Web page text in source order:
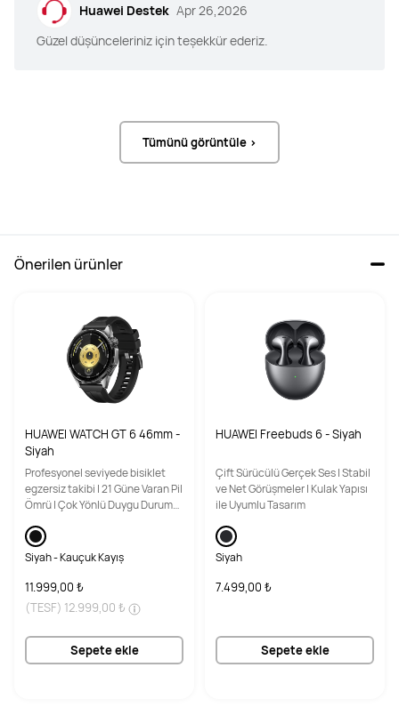
Huawei Destek Apr 26,2026
Güzel düşünceleriniz için teşekkür ederiz.
Tümünü görüntüle >
Önerilen ürünler
HUAWEI WATCH GT 6 46mm -
Siyah
Profesyonel seviyede bisiklet
egzersiz takibi | 21 Güne Varan Pil
Ömrü | Çok Yönlü Duygu Durumu
Siyah - Kauçuk Kayış
11.999,00 ₺
(TESF) 12.999,00 ₺
Sepete ekle
HUAWEI Freebuds 6 - Siyah
Çift Sürücülü Gerçek Ses | Stabil
ve Net Görüşmeler | Kulak Yapısı
ile Uyumlu Tasarım
Siyah
7.499,00 ₺
Sepete ekle